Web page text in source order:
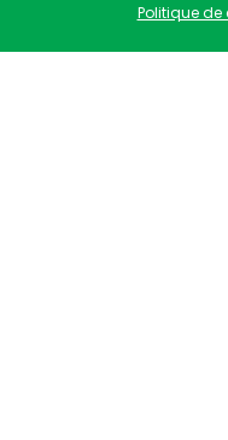
Politique